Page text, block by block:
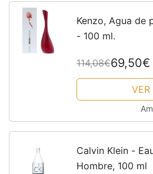
Kenzo, Agua de
- 100 ml.
114,08€69,50€
Calvin Klein -
Hombre, 100 ml